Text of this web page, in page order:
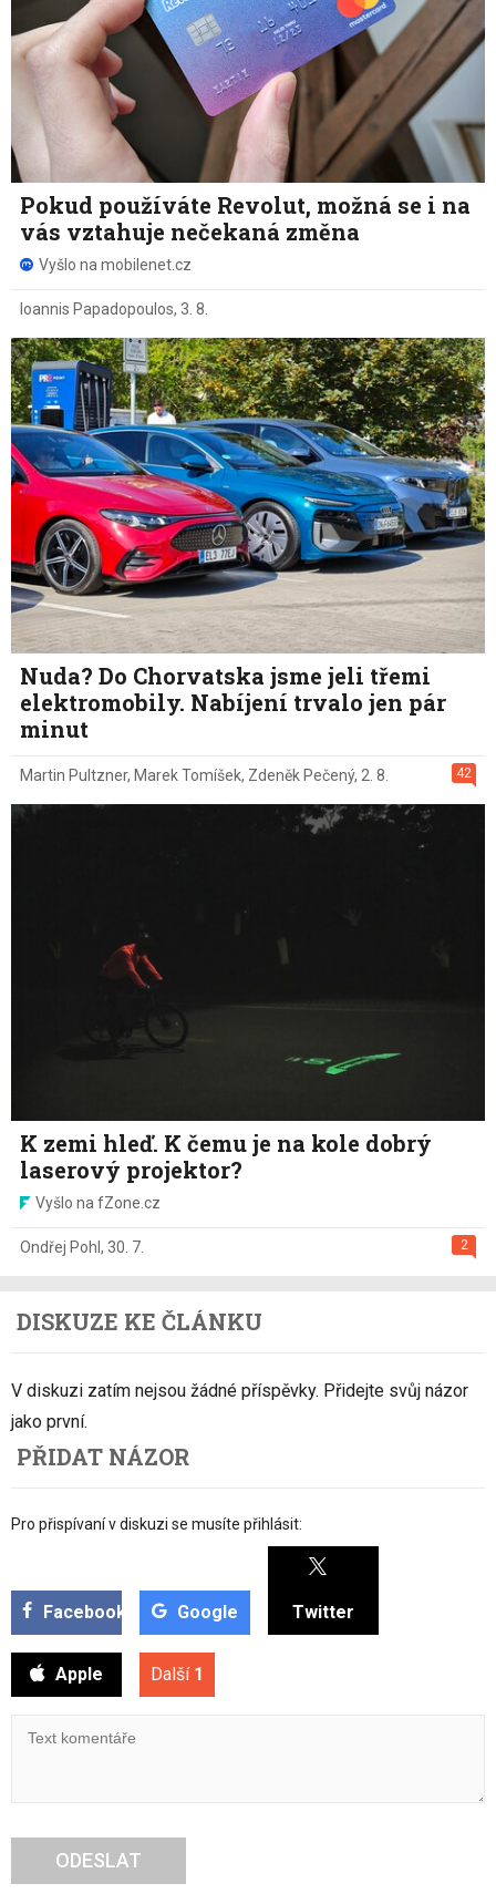
Pokud používáte Revolut, možná se i na
vás vztahuje nečekaná změna
Vyšlo na mobilenet.cz
Ioannis Papadopoulos, 3. 8.
Nuda? Do Chorvatska jsme jeli třemi
elektromobily. Nabíjení trvalo jen pár
minut
42
Martin Pultzner, Marek Tomíšek, Zdeněk Pečený, 2. 8.
K zemi hleď. K čemu je na kole dobrý
laserový projektor?
Vyšlo na fZone.cz
2
Ondřej Pohl , 30. 7.
DISKUZE KE ČLÁNKU
V diskuzi zatím nejsou žádné příspěvky. Přidejte svůj názor
jako první.
PŘIDAT NÁZOR
Pro přispívaní v diskuzi se musíte přihlásit:
Facebook Google Twitter
Apple Další 1
ODESLAT